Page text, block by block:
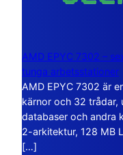
AMD EPYC 7302 –
tunga arbetsstationer
AMD EPYC 7302 är
kärnor och 32 trådar,
databaser och andra
2-arkitektur, 128 MB
[…]